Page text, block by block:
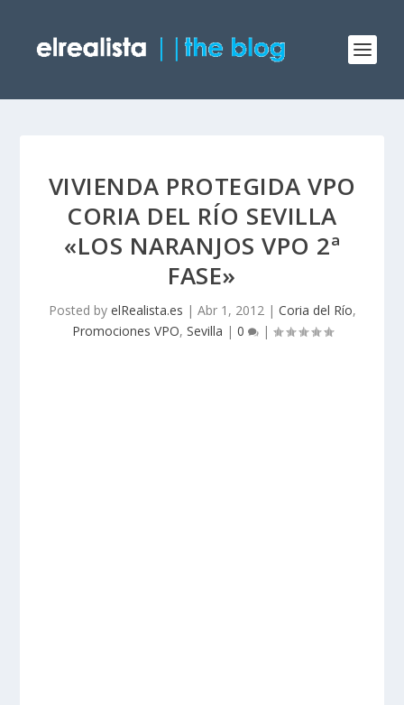
VIVIENDA PROTEGIDA VPO
CORIA DEL RÍO SEVILLA
«LOS NARANJOS VPO 2ª
FASE»
Posted by elRealista.es | Abr 1, 2012| Coria del Río,
Promociones VPO, Sevilla | 0 |